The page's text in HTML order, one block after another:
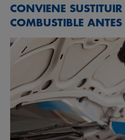
CONVIENE SUSTITUIR
COMBUSTIBLE